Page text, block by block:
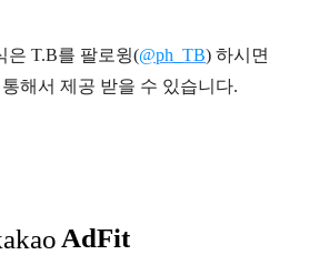
은 T.B를 팔로윙(@ph_TB) 하시면
해서 제공 받을 수 있습니다.